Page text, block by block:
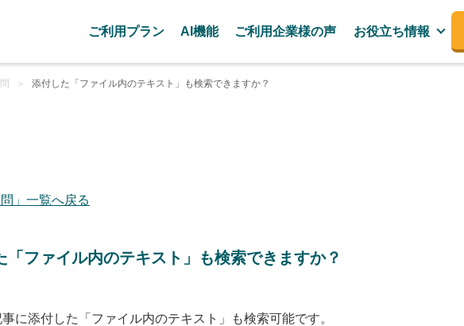
ご利用プラン AI機能 ご利用企業様の声 お役立ち情報
＞ 添付した「ファイル内のテキスト」も検索できますか？
」一覧へ戻る
「ファイル内のテキスト」も検索できますか？
に添付した「ファイル内のテキスト」も検索可能です。